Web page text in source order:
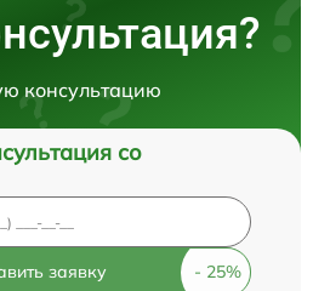
консультацию
со
заявку